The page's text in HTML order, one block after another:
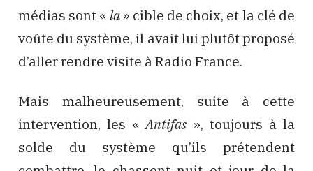
médias sont « la» cible de choix, et la clé de
voûte du système, il avait lui plutôt proposé
d’aller rendre visite à Radio France.
Mais malheureusement, suite à cette
intervention, les «Antifas », toujours à la
solde du système qu’ils prétendent